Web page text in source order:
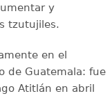
y
tzutujiles.
en el
de Guatemala: fue
Atitlán en abril